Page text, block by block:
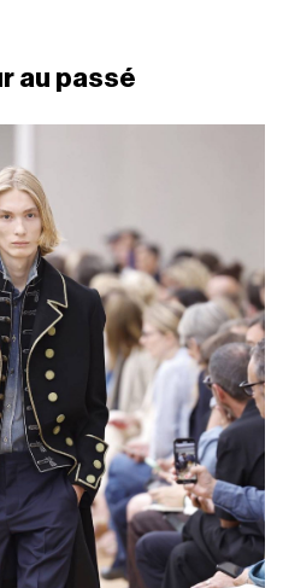
au passé